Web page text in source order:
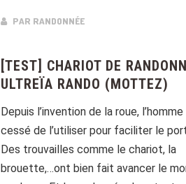
PAR RANDONNÉE
[TEST] CHARIOT DE
ULTREÏA RANDO (MOTTEZ)
Depuis l’invention de la roue, l’homme
cessé de l’utiliser pour faciliter le
Des trouvailles comme le chariot, la
brouette,…ont bien fait avancer le